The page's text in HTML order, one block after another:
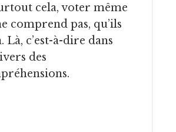
cela, voter même
comprend pas, qu’ils
Là, c’est-à-dire dans
des